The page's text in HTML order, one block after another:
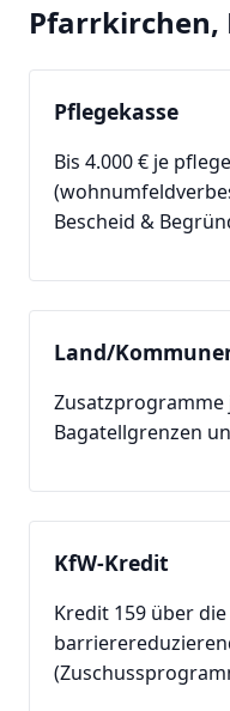
Pfarrkirchen,
Pflegekasse
Bis 4.000 € je
Bescheid &
Land/
Zusatzprogramme
Bagatellgrenzen
KfW-Kredit
Kredit 159 über